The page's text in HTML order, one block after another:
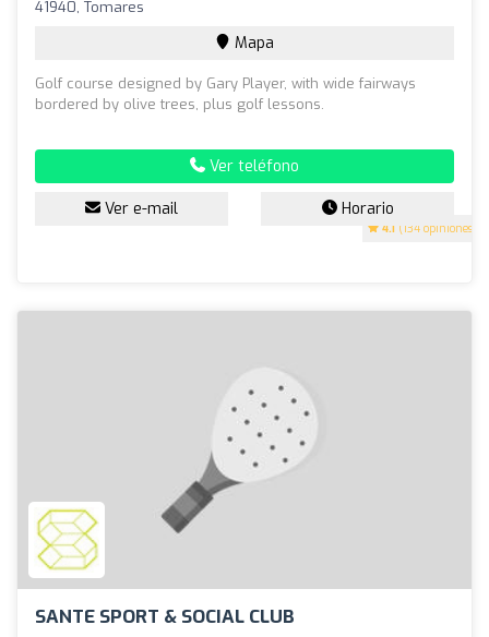
4.1 (134 opiniones)
41940, Tomares
Mapa
Golf course designed by Gary Player, with wide fairways
bordered by olive trees, plus golf lessons.
Ver teléfono
Ver e-mail Horario
SANTE SPORT & SOCIAL CLUB